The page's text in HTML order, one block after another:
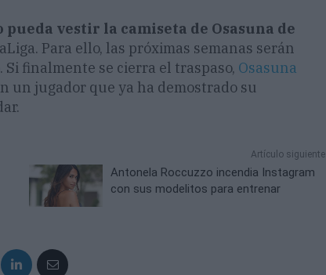
vestir la camiseta de Osasuna de
Para ello, las próximas semanas serán
finalmente se cierra el traspaso, Osasuna
un jugador que ya ha demostrado su
Artículo siguiente
Antonela Roccuzzo incendia Instagram
con sus modelitos para entrenar